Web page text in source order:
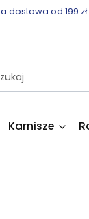
dostawa od 199 zł
Karnisze